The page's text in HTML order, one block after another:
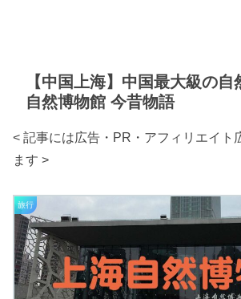
【中国上海】中国最大級の
自然博物館 今昔物語
< 記事には広告・PR・アフィリエイト
ます >
旅行